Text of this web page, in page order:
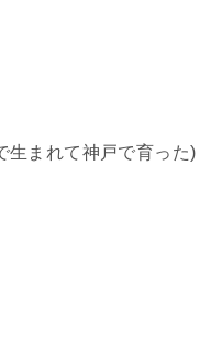
まれて神戸で育った)